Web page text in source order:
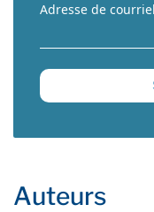
Adresse de courriel
Auteurs